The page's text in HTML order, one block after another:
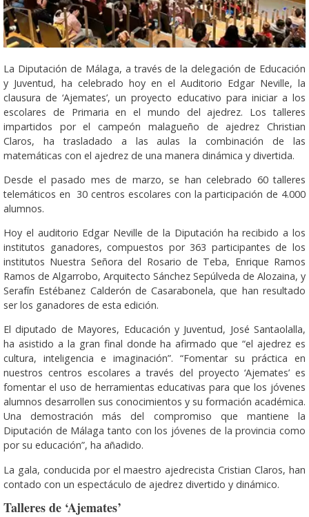
La Diputación de Málaga, a través de la delegación de Educación
y Juventud, ha celebrado hoy en el Auditorio Edgar Neville, la
clausura de ‘Ajemates’, un proyecto educativo para iniciar a los
escolares de Primaria en el mundo del ajedrez. Los talleres
impartidos por el campeón malagueño de ajedrez Christian
Claros, ha trasladado a las aulas la combinación de las
matemáticas con el ajedrez de una manera dinámica y divertida.
Desde el pasado mes de marzo, se han celebrado 60 talleres
telemáticos en 30 centros escolares con la participación de 4.000
alumnos.
Hoy el auditorio Edgar Neville de la Diputación ha recibido a los
institutos ganadores, compuestos por 363 participantes de los
institutos Nuestra Señora del Rosario de Teba, Enrique Ramos
Ramos de Algarrobo, Arquitecto Sánchez Sepúlveda de Alozaina, y
Serafín Estébanez Calderón de Casarabonela, que han resultado
ser los ganadores de esta edición.
El diputado de Mayores, Educación y Juventud, José Santaolalla,
ha asistido a la gran final donde ha afirmado que “el ajedrez es
cultura, inteligencia e imaginación”. “Fomentar su práctica en
nuestros centros escolares a través del proyecto ‘Ajemates’ es
fomentar el uso de herramientas educativas para que los jóvenes
alumnos desarrollen sus conocimientos y su formación académica.
Una demostración más del compromiso que mantiene la
Diputación de Málaga tanto con los jóvenes de la provincia como
por su educación”, ha añadido.
La gala, conducida por el maestro ajedrecista Cristian Claros, han
contado con un espectáculo de ajedrez divertido y dinámico.
Talleres de ‘Ajemates’